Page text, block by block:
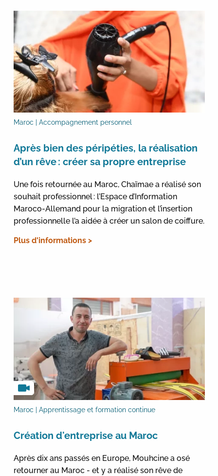
Maroc | Accompagnement personnel
Après bien des péripéties, la réalisation
d’un rêve : créer sa propre entreprise
Une fois retournée au Maroc, Chaïmae a réalisé son
souhait professionnel : l’Espace d’Information
Maroco-Allemand pour la migration et l’insertion
professionnelle l’a aidée à créer un salon de coiffure.
Plus d'informations >
Maroc | Apprentissage et formation continue
Création d'entreprise au Maroc
Après dix ans passés en Europe, Mouhcine a osé
retourner au Maroc - et y a réalisé son rêve de